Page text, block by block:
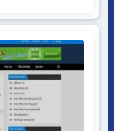
desktop… Được